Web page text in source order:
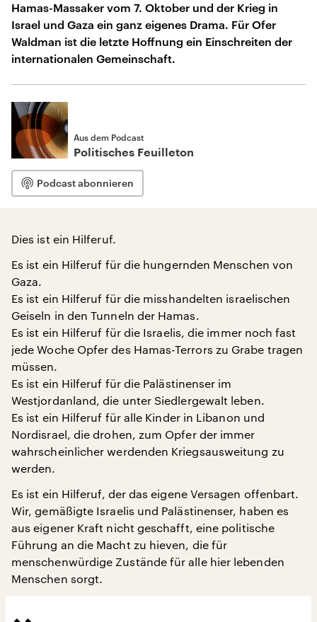
Hamas-Massaker vom 7. Oktober und der Krieg in
Israel und Gaza ein ganz eigenes Drama. Für Ofer
Waldman ist die letzte Hoffnung ein Einschreiten der
internationalen Gemeinschaft.
Aus dem Podcast
Politisches Feuilleton
Podcast abonnieren
Dies ist ein Hilferuf.
Es ist ein Hilferuf für die hungernden Menschen von
Gaza.
Es ist ein Hilferuf für die misshandelten israelischen
Geiseln in den Tunneln der Hamas.
Es ist ein Hilferuf für die Israelis, die immer noch fast
jede Woche Opfer des Hamas-Terrors zu Grabe tragen
müssen.
Es ist ein Hilferuf für die Palästinenser im
Westjordanland, die unter Siedlergewalt leben.
Es ist ein Hilferuf für alle Kinder in Libanon und
Nordisrael, die drohen, zum Opfer der immer
wahrscheinlicher werdenden Kriegsausweitung zu
werden.
Es ist ein Hilferuf, der das eigene Versagen offenbart.
Wir, gemäßigte Israelis und Palästinenser, haben es
aus eigener Kraft nicht geschafft, eine politische
Führung an die Macht zu hieven, die für
menschenwürdige Zustände für alle hier lebenden
Menschen sorgt.